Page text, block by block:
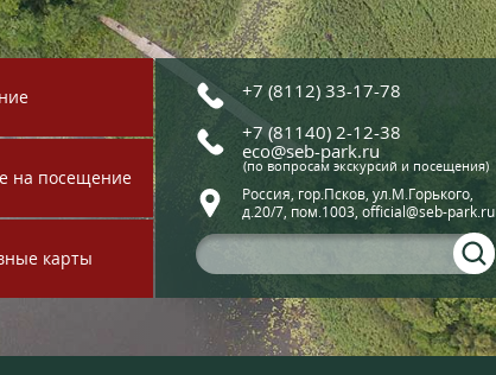
на посещение
карты
+7 (8112) 33-17-78
+7 (81140) 2-12-38
eco@seb-park.ru
(по вопросам экскурсий и посещения)
Россия, гор.Псков, ул.М.Горького,
д.20/7, пом.1003, official@seb-park.ru